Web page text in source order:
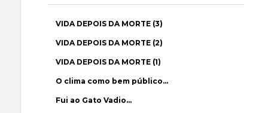
VIDA DEPOIS DA MORTE (3)
VIDA DEPOIS DA MORTE (2)
VIDA DEPOIS DA MORTE (1)
O clima como bem público…
Fui ao Gato Vadio…